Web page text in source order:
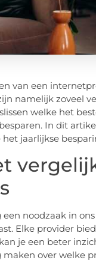
van een
namelijk zoveel
welke het
In dit
jaarlijkse
noodzaak in
Elke provider
je een beter
over welke